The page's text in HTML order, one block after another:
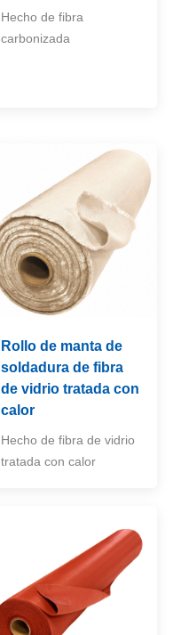
Hecho de fibra
carbonizada
Rollo de manta de
soldadura de fibra
de vidrio tratada con
calor
Hecho de fibra de vidrio
tratada con calor